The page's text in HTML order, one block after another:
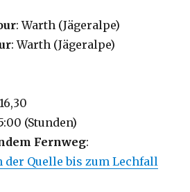
: Warth (Jägeralpe)
: Warth (Jägeralpe)
16,30
(Stunden)
Fernweg:
der Quelle bis zum Lechfall